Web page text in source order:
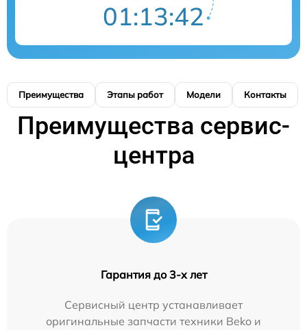
01:13:41
Преимущества Этапы работ Модели Контакты
Преимущества сервис-
центра
Гарантия до 3-х лет
Сервисный центр устанавливает
оригинальные запчасти техники Beko и